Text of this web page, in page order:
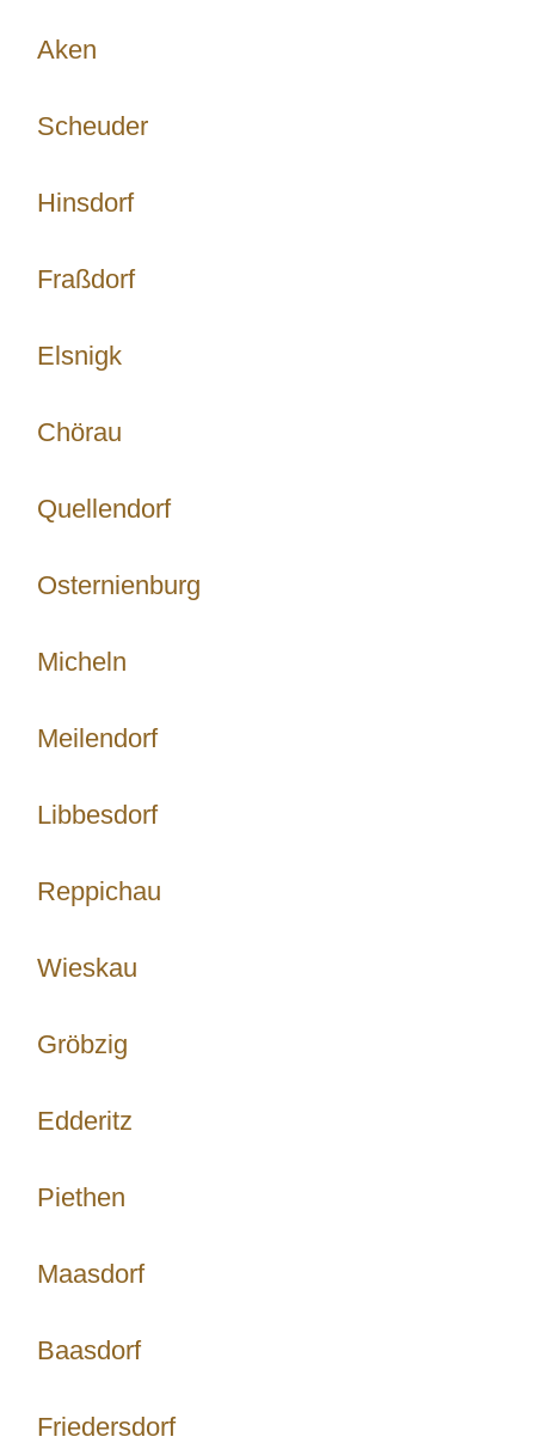
Aken
Scheuder
Hinsdorf
Fraßdorf
Elsnigk
Chörau
Quellendorf
Osternienburg
Micheln
Meilendorf
Libbesdorf
Reppichau
Wieskau
Gröbzig
Edderitz
Piethen
Maasdorf
Baasdorf
Friedersdorf